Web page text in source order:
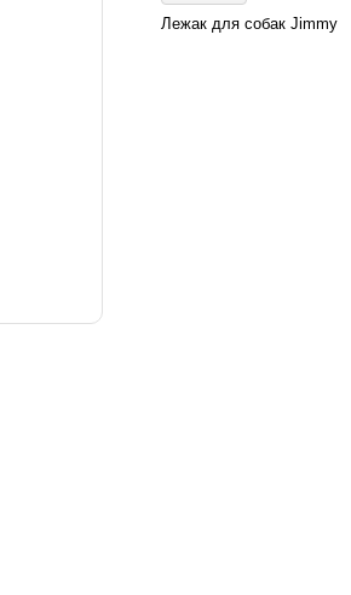
Лежак для собак Jimmy